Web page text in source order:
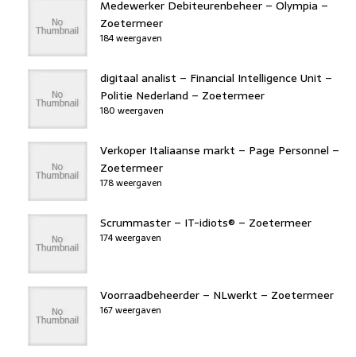
Medewerker Debiteurenbeheer – Olympia –
Zoetermeer
184 weergaven
digitaal analist – Financial Intelligence Unit –
Politie Nederland – Zoetermeer
180 weergaven
Verkoper Italiaanse markt – Page Personnel –
Zoetermeer
178 weergaven
Scrummaster – IT-idiots® – Zoetermeer
174 weergaven
Voorraadbeheerder – NLwerkt – Zoetermeer
167 weergaven